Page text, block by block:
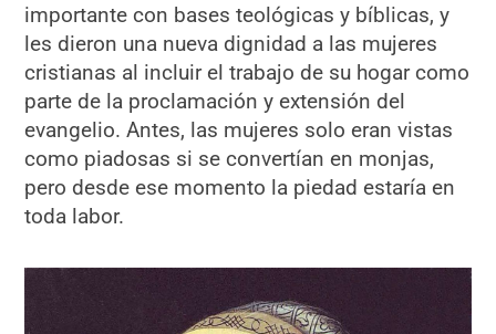
importante con bases teológicas y bíblicas, y
les dieron una nueva dignidad a las mujeres
cristianas al incluir el trabajo de su hogar como
parte de la proclamación y extensión del
evangelio. Antes, las mujeres solo eran vistas
como piadosas si se convertían en monjas,
pero desde ese momento la piedad estaría en
toda labor.